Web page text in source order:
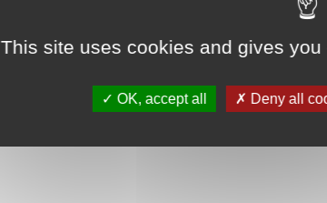
This site uses cookies and gives
OK, accept all Deny all